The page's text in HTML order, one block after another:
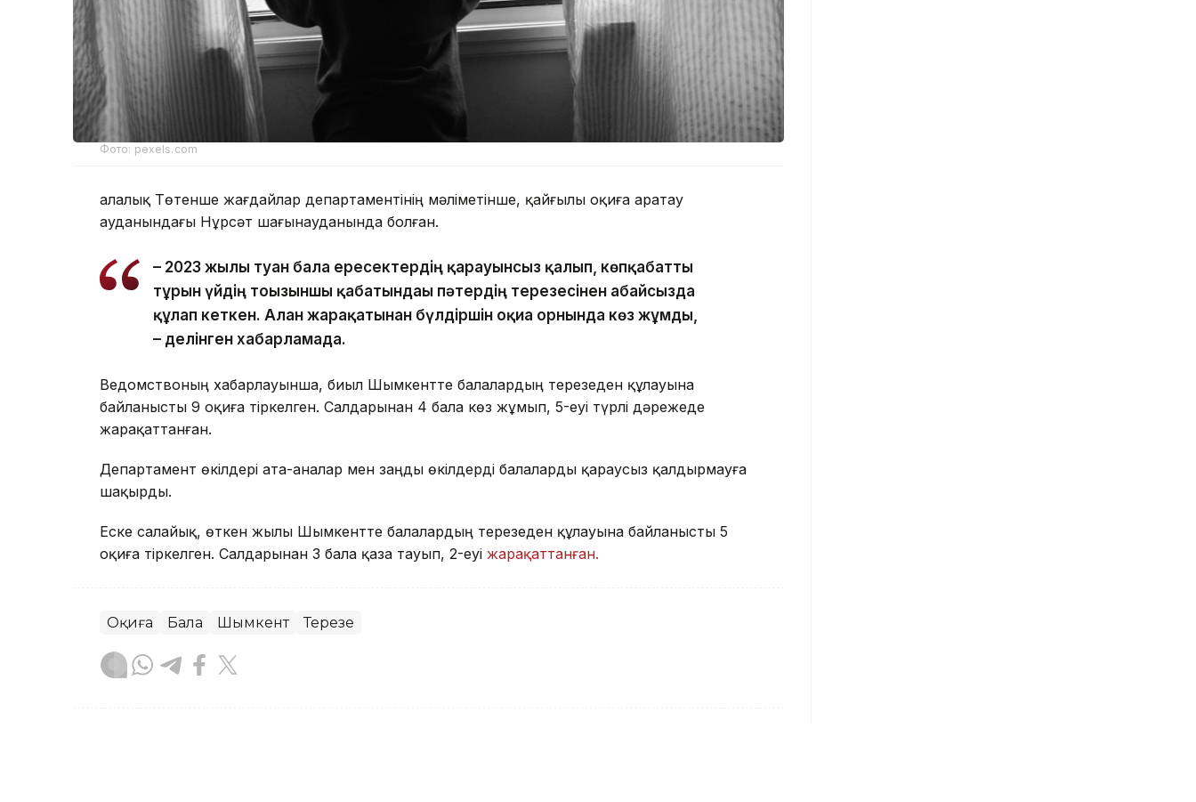
Фото: pexels.com
Қалалық Төтенше жағдайлар департаментінің мәліметінше, қайғылы оқиға Қаратау
ауданындағы Нұрсәт шағынауданында болған.
– 2023 жылы туған бала ересектердің қарауынсыз қалып, көпқабатты
тұрғын үйдің тоғызыншы қабатындағы пәтердің терезесінен абайсызда
құлап кеткен. Алған жарақатынан бүлдіршін оқиға орнында көз жұмды,
– делінген хабарламада.
Ведомствоның хабарлауынша, биыл Шымкентте балалардың терезеден құлауына
байланысты 9 оқиға тіркелген. Салдарынан 4 бала көз жұмып, 5-еуі түрлі дәрежеде
жарақаттанған.
Департамент өкілдері ата-аналар мен заңды өкілдерді балаларды қараусыз қалдырмауға
шақырды.
Еске салайық, өткен жылы Шымкентте балалардың терезеден құлауына байланысты 5
оқиға тіркелген. Салдарынан 3 бала қаза тауып, 2-еуі жарақаттанған.
Оқиға Бала Шымкент Терезе